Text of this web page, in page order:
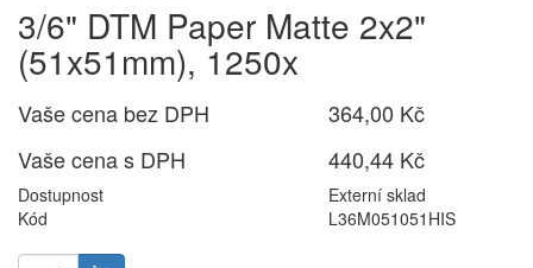
3/6" DTM Paper Matte 2x2"
(51x51mm), 1250x
Vaše cena bez DPH
364,00 Kč
Vaše cena s DPH
440,44 Kč
Dostupnost
Externí sklad
Kód
L36M051051HIS